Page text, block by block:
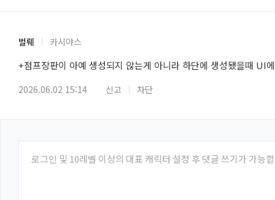
벌뤠 카시야스
+점프장판이 아예 생성되지 않는게 아니라 하단에 생성됐을때 UI
2026.06.02 15:14 신고 차단
로그인 및 10레벨 이상의 대표 캐릭터 설정 후 댓글 쓰기가 가능